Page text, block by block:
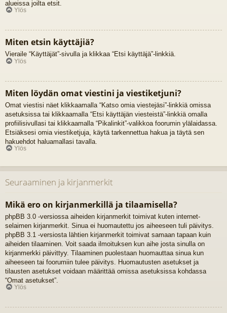
alueissa joilta etsit.
Ylös
Miten etsin käyttäjiä?
Vieraile “Käyttäjät”-sivulla ja klikkaa “Etsi käyttäjä”-linkkiä.
Ylös
Miten löydän omat viestini ja viestiketjuni?
Omat viestisi näet klikkaamalla “Katso omia viestejäsi”-linkkiä omissa
asetuksissa tai klikkaamalla “Etsi käyttäjän viesteistä”-linkkiä omalla
profiilisivullasi tai klikkaamalla “Pikalinkit”-valikkoa foorumin ylälaidassa.
Etsiäksesi omia viestiketjuja, käytä tarkennettua hakua ja täytä sen
hakuehdot haluamallasi tavalla.
Ylös
Seuraaminen ja kirjanmerkit
Mikä ero on kirjanmerkillä ja tilaamisella?
phpBB 3.0 -versiossa aiheiden kirjanmerkit toimivat kuten internet-
selaimen kirjanmerkit. Sinua ei huomautettu jos aiheeseen tuli päivitys.
phpBB 3.1 -versiosta lähtien kirjanmerkit toimivat samaan tapaan kuin
aiheiden tilaaminen. Voit saada ilmoituksen kun aihe josta sinulla on
kirjanmerkki päivittyy. Tilaaminen puolestaan huomauttaa sinua kun
aiheeseen tai foorumiin tulee päivitys. Huomautusten asetukset ja
tilausten asetukset voidaan määrittää omissa asetuksissa kohdassa
“Omat asetukset”.
Ylös